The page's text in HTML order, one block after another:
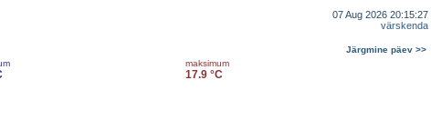
07 Aug 2026 20:15:27
värskenda
Järgmine päev >>
maksimum
17.9 °C